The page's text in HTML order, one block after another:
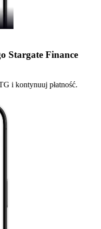
Stargate Finance
i kontynuuj płatność.